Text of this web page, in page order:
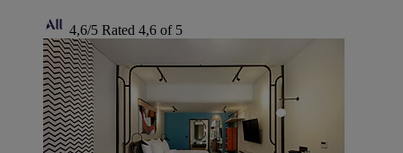
4,6/5 Rated 4,6 of 5